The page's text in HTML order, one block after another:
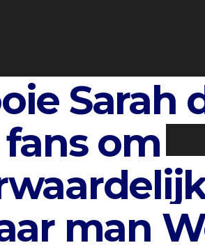
Sarah
om
man